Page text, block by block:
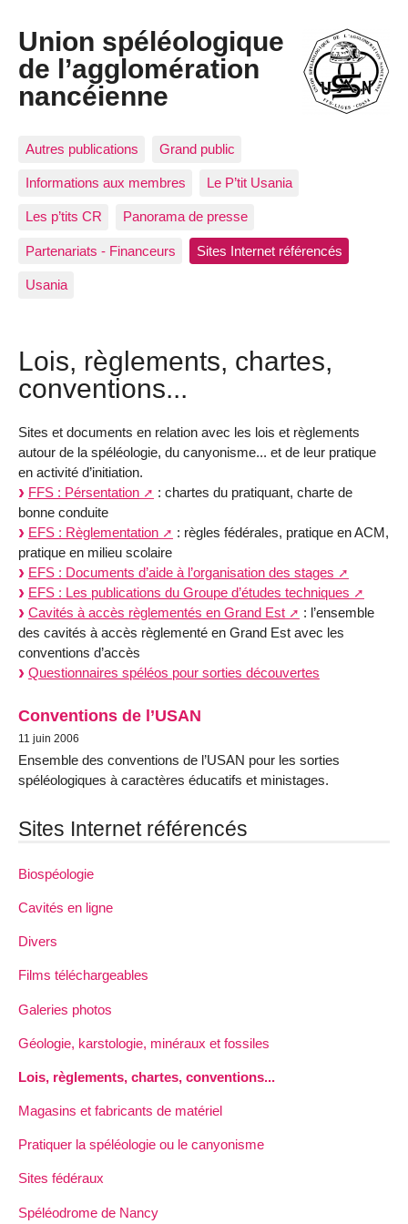
Union spéléologique
de l’agglomération
nancéienne
Autres publications Grand public
Informations aux membres Le P’tit Usania
Les p’tits CR Panorama de presse
Partenariats - Financeurs Sites Internet référencés
Usania
Lois, règlements, chartes,
conventions...
Sites et documents en relation avec les lois et règlements
autour de la spéléologie, du canyonisme... et de leur pratique
en activité d’initiation.
FFS : Pérsentation
: chartes du pratiquant, charte de
bonne conduite
EFS : Règlementation
: règles fédérales, pratique en ACM,
pratique en milieu scolaire
EFS : Documents d’aide à l’organisation des stages
EFS : Les publications du Groupe d’études techniques
Cavités à accès règlementés en Grand Est
: l’ensemble
des cavités à accès règlementé en Grand Est avec les
conventions d’accès
Questionnaires spéléos pour sorties découvertes
Conventions de l’USAN
11 juin 2006
Ensemble des conventions de l’USAN pour les sorties
spéléologiques à caractères éducatifs et ministages.
Sites Internet référencés
Biospéologie
Cavités en ligne
Divers
Films téléchargeables
Galeries photos
Géologie, karstologie, minéraux et fossiles
Lois, règlements, chartes, conventions...
Magasins et fabricants de matériel
Pratiquer la spéléologie ou le canyonisme
Sites fédéraux
Spéléodrome de Nancy